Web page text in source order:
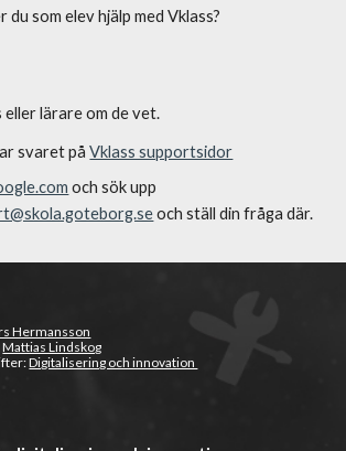
du som elev hjälp med Vklass?
eller lärare om de vet.
svaret påVklass supportsidor
och sök upp
och ställ din fråga där.
Hermansson
Mattias Lindskog
Digitalisering och innovation